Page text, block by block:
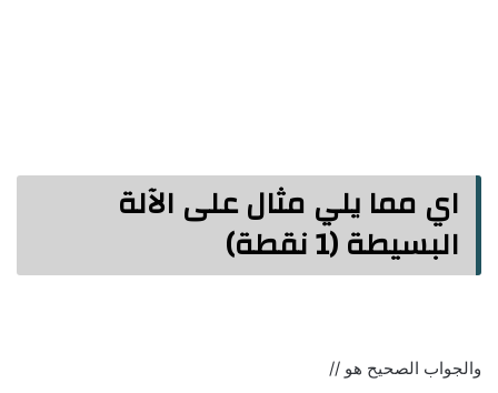
اي مما يلي مثال على الآلة
البسيطة (1 نقطة)
والجواب الصحيح هو //